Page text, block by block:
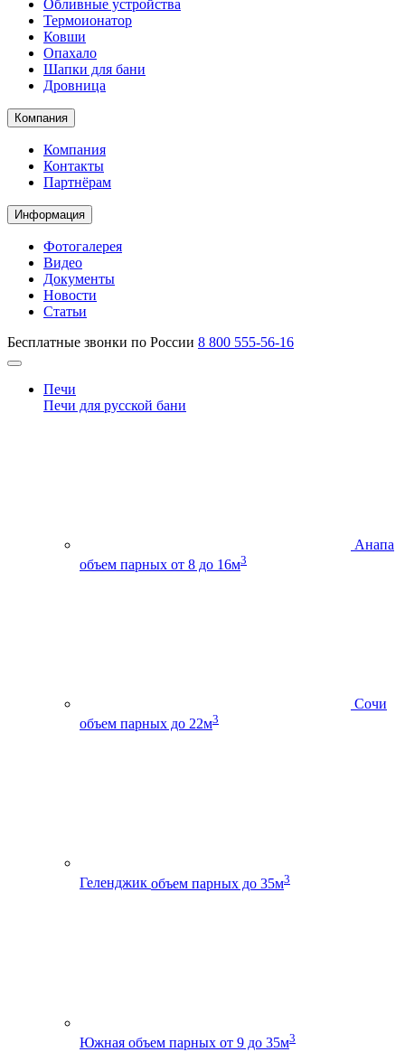
Обливные устройства
Термоионатор
Ковши
Опахало
Шапки для бани
Дровница
Компания
Компания
Контакты
Партнёрам
Информация
Фотогалерея
Видео
Документы
Новости
Статьи
Бесплатные звонки по России 8 800 555-56-16
Печи
Печи для русской бани
Анапа
объем парных от 8 до 16м3
Сочи
объем парных до 22м3
Геленджик объем парных до 35м3
Южная объем парных от 9 до 35м3